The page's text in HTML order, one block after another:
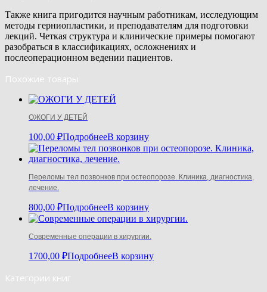
Также книга пригодится научным работникам, исследующим
методы герниопластики, и преподавателям для подготовки
лекций. Четкая структура и клинические примеры помогают
разобраться в классификациях, осложнениях и
послеоперационном ведении пациентов.
Похожие товары
ОЖОГИ У ДЕТЕЙ
100,00 ₽ПодробнееВ корзину
Переломы тел позвонков при остеопорозе. Клиника, диагностика,
лечение.
800,00 ₽ПодробнееВ корзину
Современные операции в хирургии.
1700,00 ₽ПодробнееВ корзину
Категории книг